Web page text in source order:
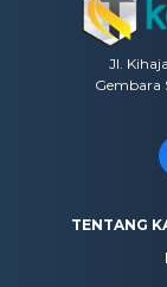
Jl.
Gembara
TENTANG